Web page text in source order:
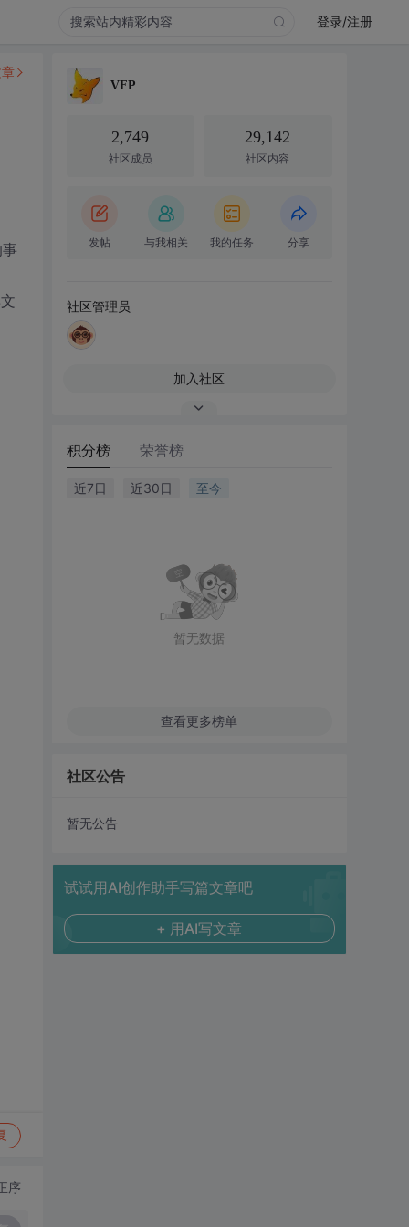
登录/注册
序
VFP
2,749
社区成员
29,142
社区内容
发帖 与我相关 我的任务 分享
社区管理员
加入社区
积分榜 荣誉榜
近7日 近30日 至今
暂无数据
查看更多榜单
社区公告
暂无公告
试试用AI创作助手写篇文章吧
+ 用AI写文章